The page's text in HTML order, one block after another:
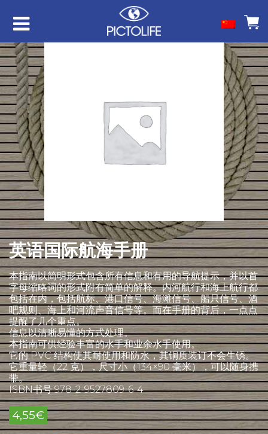
英语国际航海手册
本指南以简明形式包含所有信息和有用的导航提示，并以首
字母缩略词的形式附有简单的解释。内河航行和海上航行都
包括在内，包括航标、港口信号、海滩信号、船只信号、酒
吧规则、海上和河流声音信号等。而在手册的背后，一点点
提醒了几个重点。
信息以清晰易懂的方式处理。
本指南可供经验丰富的水手和业余水手使用。
它的 PVC 结构使其耐使用和防水，其铜质装订不会生锈。
它重量轻（22 克），尺寸小（134×90 毫米），可以随身携
带。
ISBN书号 978-2-9527809-6-4
4,55€